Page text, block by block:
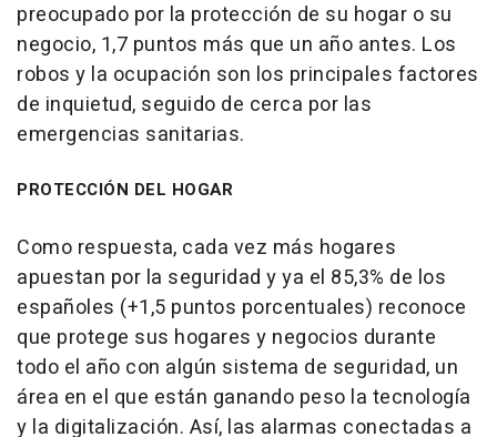
preocupado por la protección de su hogar o su
negocio, 1,7 puntos más que un año antes. Los
robos y la ocupación son los principales factores
de inquietud, seguido de cerca por las
emergencias sanitarias.
PROTECCIÓN DEL HOGAR
Como respuesta, cada vez más hogares
apuestan por la seguridad y ya el 85,3% de los
españoles (+1,5 puntos porcentuales) reconoce
que protege sus hogares y negocios durante
todo el año con algún sistema de seguridad, un
área en el que están ganando peso la tecnología
y la digitalización. Así, las alarmas conectadas a